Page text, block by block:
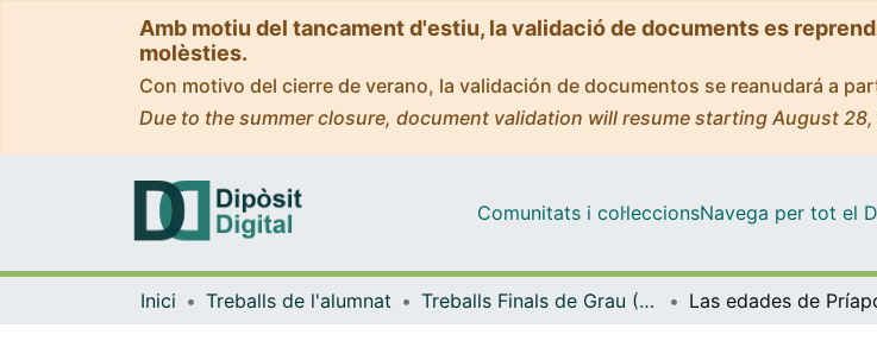
Amb motiu del tancament d'estiu, la validació de documents es
molèsties.
Con motivo del cierre de verano, la validación de documentos se reanudará a
Due to the summer closure, document validation will resume starting August
Comunitats i col·leccionsNavega per tot el
Inici Treballs de l'alumnat Treballs Finals de Grau (TFG) - Belles Arts Las edades de